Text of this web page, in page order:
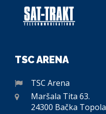
TSC ARENA
TSC Arena
Maršala Tita 63.
24300 Bačka Topola